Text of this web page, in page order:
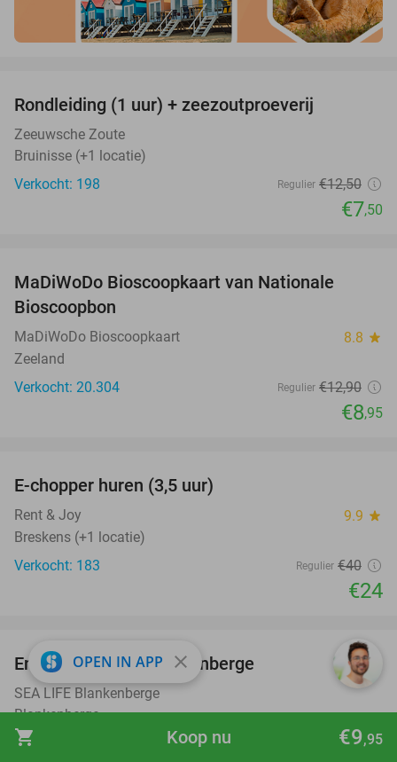
shopping_cart €9,95
Koop nu
Rondleiding (1 uur) + zeezoutproeverij
Zeeuwsche Zoute
Bruinisse (+1 locatie)
Verkocht: 198
Regulier €12,50
€7,50
MaDiWoDo Bioscoopkaart van Nationale
Bioscoopbon
MaDiWoDo Bioscoopkaart 8.8 star
Zeeland
Verkocht: 20.304
Regulier €12,90
€8,95
E-chopper huren (3,5 uur)
Rent & Joy 9.9 star
Breskens (+1 locatie)
Verkocht: 183
Regulier €40
€24
20%
Entree SEA LIFE Blankenberge
SEA LIFE Blankenberge
Blankenberge
Verkocht: 10.567
€21
OPEN IN APP close